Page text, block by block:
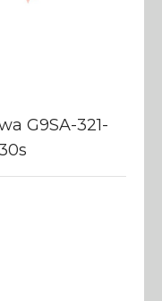
G9SA-321-